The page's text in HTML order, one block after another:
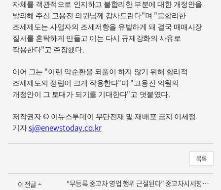
자체를 객관적으로 인지하고 불합리한 부분에 대한 개정안을
발의해 주신 고용진 의원님께 감사드린다"며 "불합리한
조세제도는 사업자의 조세저항을 유발하게 돼 결국 매매시장
질서를 혼탁하게 만들고 이는 다시 규제강화의 사유로
작용한다"고 주장했다.
이어 그는 "이런 악순환을 되풀이 하지 않기 위해 합리적
조세제도의 정립이 크게 작용한다"며 "고용진 의원의
개정안이 그 토대가 되기를 기대한다"고 덧붙였다.
저작권자 © 이뉴스투데이 무단전재 및 재배포 금지 이세정
기자sj@enewstoday.co.kr
목록
이전글 “무등록 중고차 영업 행위 근절된다” 중고차시세평가협회 박종길이사장의 노력으로 서울시...